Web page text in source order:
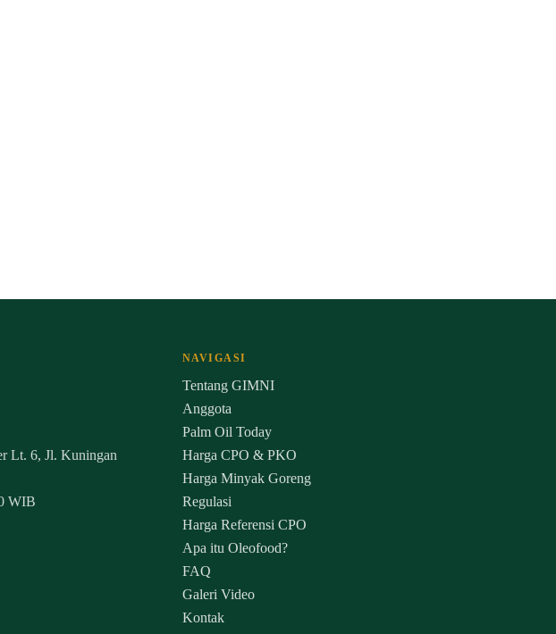
Lt. 6, Jl. Kuningan
WIB
NAVIGASI
Tentang GIMNI
Anggota
Palm Oil Today
Harga CPO & PKO
Harga Minyak Goreng
Regulasi
Harga Referensi CPO
Apa itu Oleofood?
FAQ
Galeri Video
Kontak